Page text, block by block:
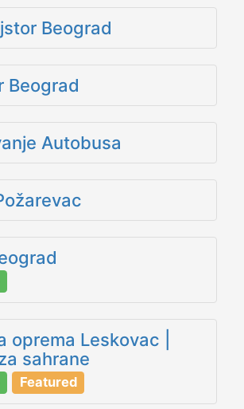
Beograd
Beograd
Autobusa
oprema Leskovac |
sahrane
Featured